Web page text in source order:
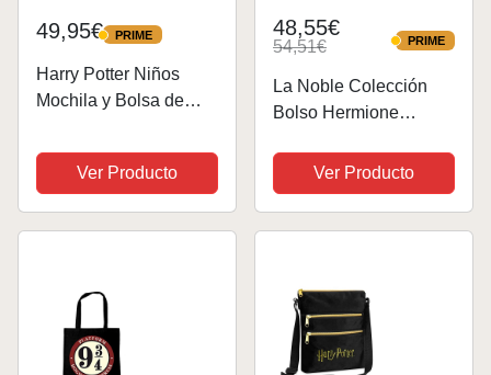
49,95€ PRIME
PRIME
Harry Potter Niños
Mochila y Bolsa de
Hogwarts
Ver Producto
48,55€
54,51€ PRIME
PRIME
La Noble Colección
Bolso Hermione
Ver Producto